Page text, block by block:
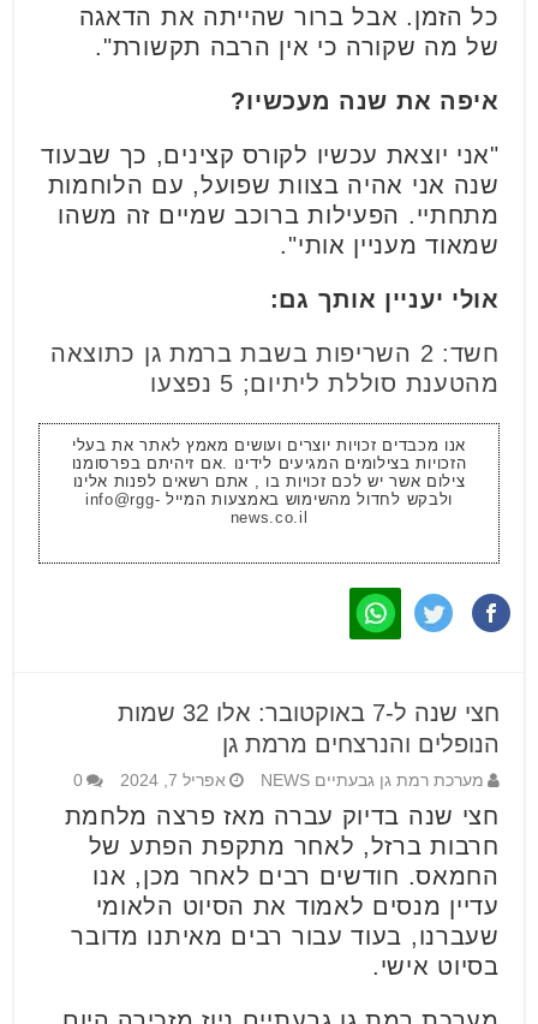
כל הזמן. אבל ברור שהייתה את הדאגה
של מה שקורה כי אין הרבה תקשורת".
איפה את שנה מעכשיו?
"אני יוצאת עכשיו לקורס קצינים, כך שבעוד
שנה אני אהיה בצוות שפועל, עם הלוחמות
מתחתיי. הפעילות ברוכב שמיים זה משהו
שמאוד מעניין אותי".
אולי יעניין אותך גם:
חשד: 2 השריפות בשבת ברמת גן כתוצאה
מהטענת סוללת ליתיום; 5 נפצעו
אנו מכבדים זכויות יוצרים ועושים מאמץ לאתר את בעלי
הזכויות בצילומים המגיעים לידינו .אם זיהיתם בפרסומנו
צילום אשר יש לכם זכויות בו , אתם רשאים לפנות אלינו
ולבקש לחדול מהשימוש באמצעות המייל info@rgg-
news.co.il
חצי שנה ל-7 באוקטובר: אלו 32 שמות
הנופלים והנרצחים מרמת גן
מערכת רמת גן גבעתיים NEWS אפריל 7, 2024 0
חצי שנה בדיוק עברה מאז פרצה מלחמת
חרבות ברזל, לאחר מתקפת הפתע של
החמאס. חודשים רבים לאחר מכן, אנו
עדיין מנסים לאמוד את הסיוט הלאומי
שעברנו, בעוד עבור רבים מאיתנו מדובר
בסיוט אישי.